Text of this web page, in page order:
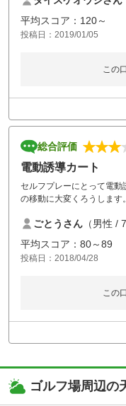
平均スコア：120～
投稿日：2019/01/05
この
総合評価
電動誘導カート
セルフプレーにとって電動
の移動に大変くろうします。
ごとうさん （男性 /
平均スコア：80～89
投稿日：2018/04/28
この
ゴルフ場周辺の